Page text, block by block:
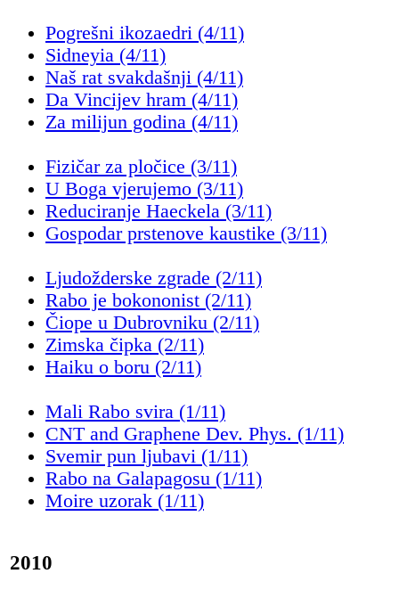
Pogrešni ikozaedri (4/11)
Sidneyia (4/11)
Naš rat svakdašnji (4/11)
Da Vincijev hram (4/11)
Za milijun godina (4/11)
Fizičar za pločice (3/11)
U Boga vjerujemo (3/11)
Reduciranje Haeckela (3/11)
Gospodar prstenove kaustike (3/11)
Ljudožderske zgrade (2/11)
Rabo je bokononist (2/11)
Čiope u Dubrovniku (2/11)
Zimska čipka (2/11)
Haiku o boru (2/11)
Mali Rabo svira (1/11)
CNT and Graphene Dev. Phys. (1/11)
Svemir pun ljubavi (1/11)
Rabo na Galapagosu (1/11)
Moire uzorak (1/11)
2010